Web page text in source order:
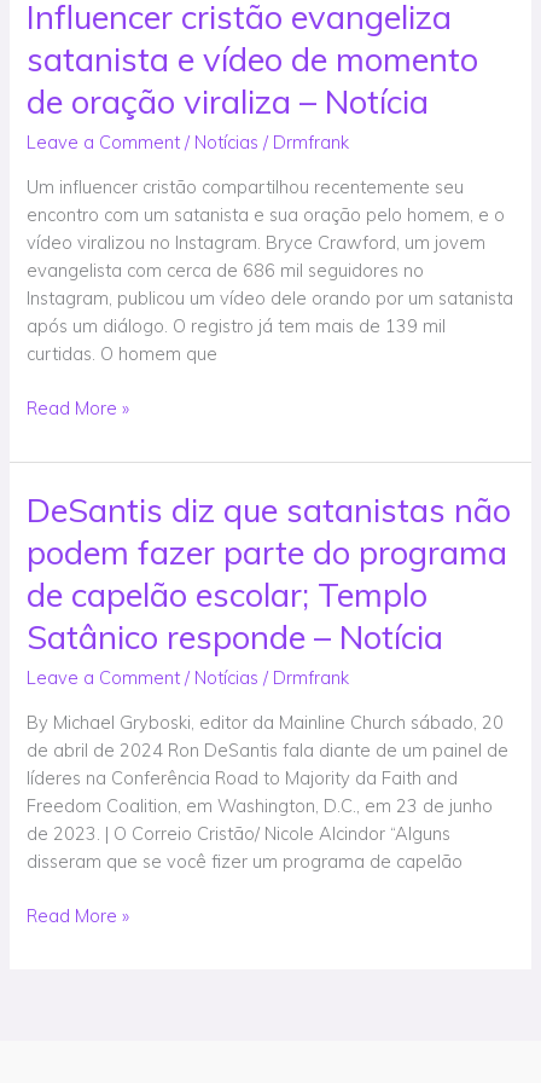
Influencer cristão evangeliza
satanista e vídeo de momento
de oração viraliza – Notícia
Leave a Comment / Notícias / Drmfrank
Um influencer cristão compartilhou recentemente seu
encontro com um satanista e sua oração pelo homem, e o
vídeo viralizou no Instagram. Bryce Crawford, um jovem
evangelista com cerca de 686 mil seguidores no
Instagram, publicou um vídeo dele orando por um satanista
após um diálogo. O registro já tem mais de 139 mil
curtidas. O homem que
Influencer
cristão
evangeliza
satanista
e
vídeo
de
momento
de
viraliza
Notícia
Read More »
DeSantis diz que satanistas não
podem fazer parte do programa
de capelão escolar; Templo
Satânico responde – Notícia
Leave a Comment / Notícias / Drmfrank
By Michael Gryboski, editor da Mainline Church sábado, 20
de abril de 2024 Ron DeSantis fala diante de um painel de
líderes na Conferência Road to Majority da Faith and
Freedom Coalition, em Washington, D.C., em 23 de junho
de 2023. | O Correio Cristão/ Nicole Alcindor “Alguns
disseram que se você fizer um programa de capelão
DeSantis
diz
que
satanistas
não
podem
fazer
do
programa
de
capelão
escolar;
Templo
responde
Read More »